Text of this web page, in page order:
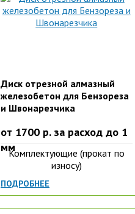
Диск отрезной алмазный
железобетон для Бензореза
и Швонарезчика
от 1700 р. за расход до 1
ммКомплектующие (прокат по
износу)
ПОДРОБНЕЕ